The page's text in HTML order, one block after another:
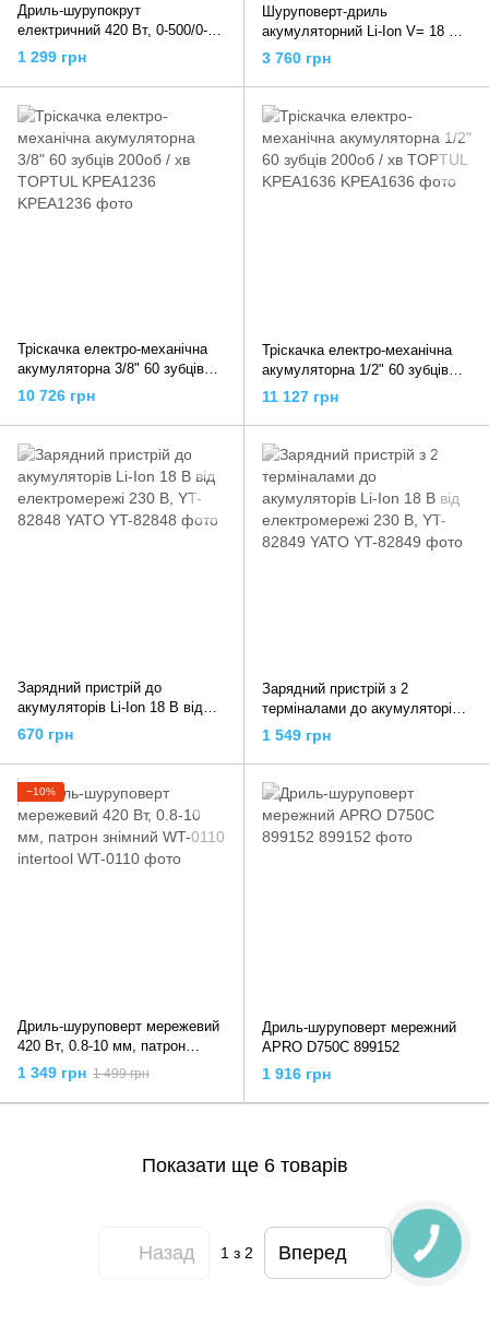
Дриль-шурупокрут
електричний 420 Вт, 0-500/0-
1800 об/хв, 0.8-10 мм, макс.
крутний момент 20 Нм, WT-
0104 INTERTOOL
1 299 грн
Шуруповерт-дриль
акумуляторний Li-Ion V= 18 В,
крутн.мом.- 40 Нм,2 Агод,
патрон Ø≤13мм в кейсі, YT-
82782 YATO
3 760 грн
Тріскачка електро-механічна
акумуляторна 3/8" 60 зубців
200об / хв TOPTUL KPEA1236
10 726 грн
Тріскачка електро-механічна
акумуляторна 1/2" 60 зубців
200об / хв TOPTUL KPEA1636
11 127 грн
Зарядний пристрій до
акумуляторів Li-Ion 18 В від
електромережі 230 В, YT-82848
670 грн
Зарядний пристрій з 2
терміналами до акумуляторів
Li-Ion 18 В від електромережі
230 В, YT-82849 YATO
1 549 грн
−10%
Дриль-шуруповерт мережевий
420 Вт, 0.8-10 мм, патрон
знімний WT-0110 intertool
1 349 грн 1 499 грн
Дриль-шуруповерт мережний
APRO D750C 899152
1 916 грн
Показати ще 6 товарів
Назад 1з 2 Вперед